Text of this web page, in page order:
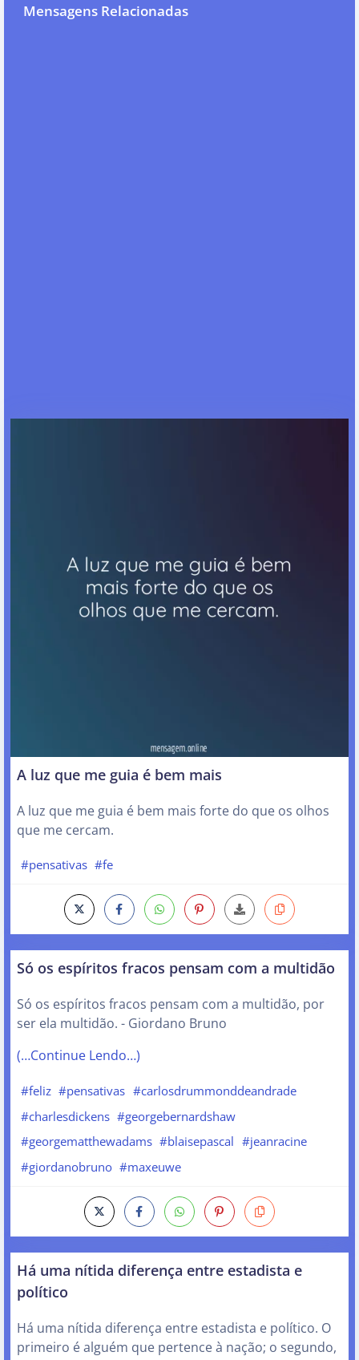
Mensagens Relacionadas
A luz que me guia é bem mais
A luz que me guia é bem mais forte do que os olhos
que me cercam.
#pensativas #fe
Só os espíritos fracos pensam com a multidão
Só os espíritos fracos pensam com a multidão, por
ser ela multidão. - Giordano Bruno
(…Continue Lendo…)
#feliz #pensativas #carlosdrummonddeandrade
#charlesdickens #georgebernardshaw
#georgematthewadams #blaisepascal #jeanracine
#giordanobruno #maxeuwe
Há uma nítida diferença entre estadista e
político
Há uma nítida diferença entre estadista e político. O
primeiro é alguém que pertence à nação; o segundo,